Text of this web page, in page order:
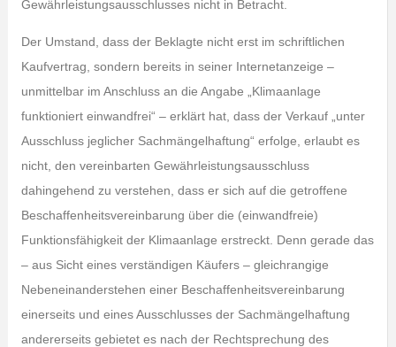
Gewährleistungsausschlusses nicht in Betracht.
Der Umstand, dass der Beklagte nicht erst im schriftlichen
Kaufvertrag, sondern bereits in seiner Internetanzeige –
unmittelbar im Anschluss an die Angabe „Klimaanlage
funktioniert einwandfrei“ – erklärt hat, dass der Verkauf „unter
Ausschluss jeglicher Sachmängelhaftung“ erfolge, erlaubt es
nicht, den vereinbarten Gewährleistungsausschluss
dahingehend zu verstehen, dass er sich auf die getroffene
Beschaffenheitsvereinbarung über die (einwandfreie)
Funktionsfähigkeit der Klimaanlage erstreckt. Denn gerade das
– aus Sicht eines verständigen Käufers – gleichrangige
Nebeneinanderstehen einer Beschaffenheitsvereinbarung
einerseits und eines Ausschlusses der Sachmängelhaftung
andererseits gebietet es nach der Rechtsprechung des